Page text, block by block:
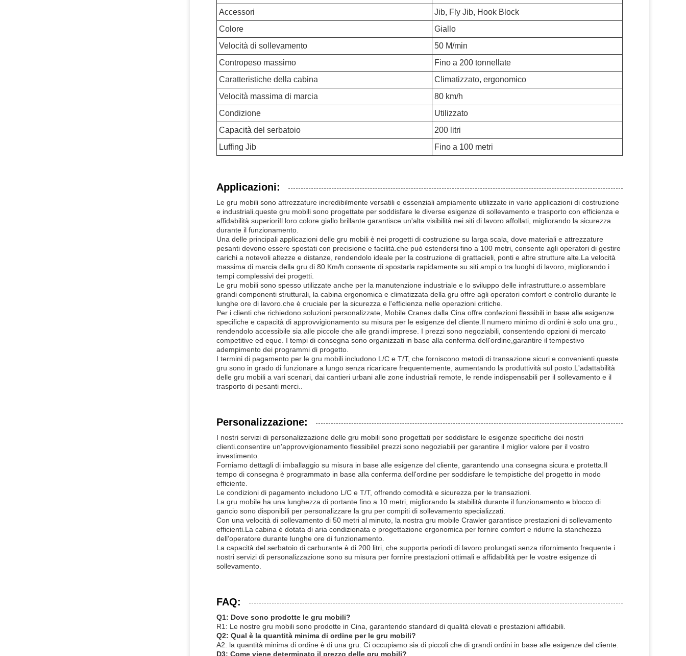
Accessori
Jib, Fly Jib, Hook Block
Colore
Giallo
Velocità di sollevamento
50 M/min
Contropeso massimo
Fino a 200 tonnellate
Caratteristiche della cabina
Climatizzato, ergonomico
Velocità massima di marcia
80 km/h
Condizione
Utilizzato
Capacità del serbatoio
200 litri
Luffing Jib
Fino a 100 metri
Applicazioni:
Le gru mobili sono attrezzature incredibilmente versatili e essenziali ampiamente utilizzate in varie applicazioni di costruzione
e industriali.queste gru mobili sono progettate per soddisfare le diverse esigenze di sollevamento e trasporto con efficienza e
affidabilità superioriIl loro colore giallo brillante garantisce un'alta visibilità nei siti di lavoro affollati, migliorando la sicurezza
durante il funzionamento.
Una delle principali applicazioni delle gru mobili è nei progetti di costruzione su larga scala, dove materiali e attrezzature
pesanti devono essere spostati con precisione e facilità.che può estendersi fino a 100 metri, consente agli operatori di gestire
carichi a notevoli altezze e distanze, rendendolo ideale per la costruzione di grattacieli, ponti e altre strutture alte.La velocità
massima di marcia della gru di 80 Km/h consente di spostarla rapidamente su siti ampi o tra luoghi di lavoro, migliorando i
tempi complessivi dei progetti.
Le gru mobili sono spesso utilizzate anche per la manutenzione industriale e lo sviluppo delle infrastrutture.o assemblare
grandi componenti strutturali, la cabina ergonomica e climatizzata della gru offre agli operatori comfort e controllo durante le
lunghe ore di lavoro.che è cruciale per la sicurezza e l'efficienza nelle operazioni critiche.
Per i clienti che richiedono soluzioni personalizzate, Mobile Cranes dalla Cina offre confezioni flessibili in base alle esigenze
specifiche e capacità di approvvigionamento su misura per le esigenze del cliente.Il numero minimo di ordini è solo una gru.,
rendendolo accessibile sia alle piccole che alle grandi imprese. I prezzi sono negoziabili, consentendo opzioni di mercato
competitive ed eque. I tempi di consegna sono organizzati in base alla conferma dell'ordine,garantire il tempestivo
adempimento dei programmi di progetto.
I termini di pagamento per le gru mobili includono L/C e T/T, che forniscono metodi di transazione sicuri e convenienti.queste
gru sono in grado di funzionare a lungo senza ricaricare frequentemente, aumentando la produttività sul posto.L'adattabilità
delle gru mobili a vari scenari, dai cantieri urbani alle zone industriali remote, le rende indispensabili per il sollevamento e il
trasporto di pesanti merci..
Personalizzazione:
I nostri servizi di personalizzazione delle gru mobili sono progettati per soddisfare le esigenze specifiche dei nostri
clienti.consentire un'approvvigionamento flessibileI prezzi sono negoziabili per garantire il miglior valore per il vostro
investimento.
Forniamo dettagli di imballaggio su misura in base alle esigenze del cliente, garantendo una consegna sicura e protetta.Il
tempo di consegna è programmato in base alla conferma dell'ordine per soddisfare le tempistiche del progetto in modo
efficiente.
Le condizioni di pagamento includono L/C e T/T, offrendo comodità e sicurezza per le transazioni.
La gru mobile ha una lunghezza di portante fino a 10 metri, migliorando la stabilità durante il funzionamento.e blocco di
gancio sono disponibili per personalizzare la gru per compiti di sollevamento specializzati.
Con una velocità di sollevamento di 50 metri al minuto, la nostra gru mobile Crawler garantisce prestazioni di sollevamento
efficienti.La cabina è dotata di aria condizionata e progettazione ergonomica per fornire comfort e ridurre la stanchezza
dell'operatore durante lunghe ore di funzionamento.
La capacità del serbatoio di carburante è di 200 litri, che supporta periodi di lavoro prolungati senza rifornimento frequente.i
nostri servizi di personalizzazione sono su misura per fornire prestazioni ottimali e affidabilità per le vostre esigenze di
sollevamento.
FAQ:
Q1: Dove sono prodotte le gru mobili?
R1: Le nostre gru mobili sono prodotte in Cina, garantendo standard di qualità elevati e prestazioni affidabili.
Q2: Qual è la quantità minima di ordine per le gru mobili?
A2: la quantità minima di ordine è di una gru. Ci occupiamo sia di piccoli che di grandi ordini in base alle esigenze del cliente.
D3: Come viene determinato il prezzo delle gru mobili?